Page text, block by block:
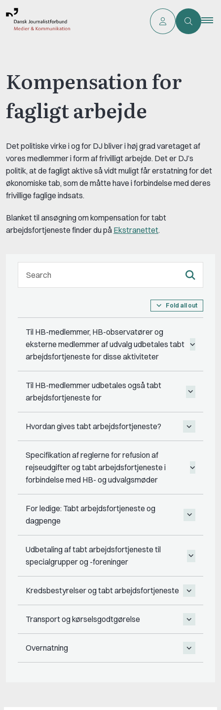
Kompensation for
fagligt arbejde
Det politiske virke i og for DJ bliver i høj grad varetaget af
vores medlemmer i form af frivilligt arbejde. Det er DJ’s
politik, at de fagligt aktive så vidt muligt får erstatning for det
økonomiske tab, som de måtte have i forbindelse med deres
frivillige faglige indsats.
Blanket til ansøgning om kompensation for tabt
arbejdsfortjeneste finder du på Ekstranettet.
Fold all out
Til HB-medlemmer, HB-observatører og
eksterne medlemmer af udvalg udbetales tabt
arbejdsfortjeneste for disse aktiviteter
Til HB-medlemmer udbetales også tabt
arbejdsfortjeneste for
Hvordan gives tabt arbejdsfortjeneste?
Specifikation af reglerne for refusion af
rejseudgifter og tabt arbejdsfortjeneste i
forbindelse med HB- og udvalgsmøder
For ledige: Tabt arbejdsfortjeneste og
dagpenge
Udbetaling af tabt arbejdsfortjeneste til
specialgrupper og -foreninger
Kredsbestyrelser og tabt arbejdsfortjeneste
Transport og kørselsgodtgørelse
Overnatning